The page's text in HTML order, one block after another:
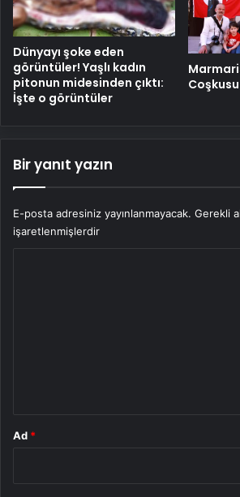
Dünyayı şoke eden
görüntüler! Yaşlı kadın
pitonun midesinden çıktı:
İşte o görüntüler
Coşkusu
Bir yanıt yazın
E-posta adresiniz yayınlanmayacak. Gerekli
işaretlenmişlerdir
Ad *